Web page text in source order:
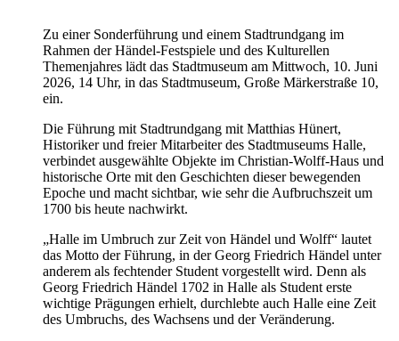
Zu einer Sonderführung und einem Stadtrundgang im
Rahmen der Händel-Festspiele und des Kulturellen
Themenjahres lädt das Stadtmuseum am Mittwoch, 10. Juni
2026, 14 Uhr, in das Stadtmuseum, Große Märkerstraße 10,
ein.
Die Führung mit Stadtrundgang mit Matthias Hünert,
Historiker und freier Mitarbeiter des Stadtmuseums Halle,
verbindet ausgewählte Objekte im Christian-Wolff-Haus und
historische Orte mit den Geschichten dieser bewegenden
Epoche und macht sichtbar, wie sehr die Aufbruchszeit um
1700 bis heute nachwirkt.
„Halle im Umbruch zur Zeit von Händel und Wolff“ lautet
das Motto der Führung, in der Georg Friedrich Händel unter
anderem als fechtender Student vorgestellt wird. Denn als
Georg Friedrich Händel 1702 in Halle als Student erste
wichtige Prägungen erhielt, durchlebte auch Halle eine Zeit
des Umbruchs, des Wachsens und der Veränderung.